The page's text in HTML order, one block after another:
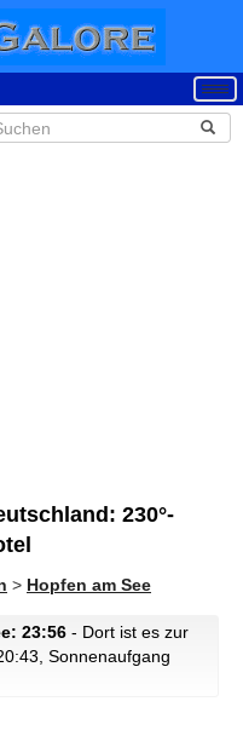
230°-
> Hopfen am See
23:56 - Dort ist es zur
Sonnenaufgang